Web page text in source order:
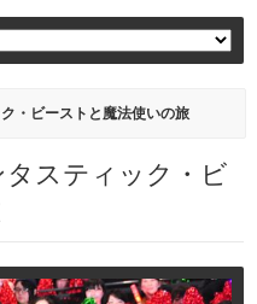
・ビーストと魔法使いの旅
タスティック・ビ